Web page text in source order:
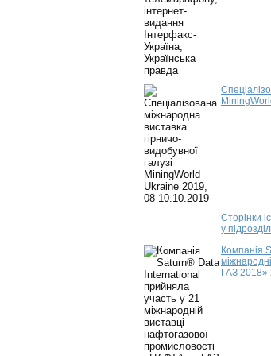
Сторінки
у
Компанія
ГАЗ 2018»